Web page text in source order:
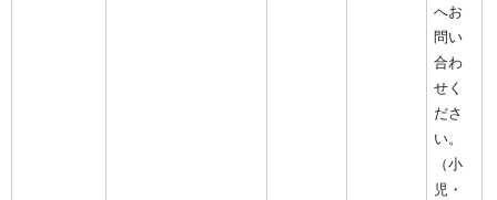
へお
問い
合わ
せく
ださ
い。
（小
児・